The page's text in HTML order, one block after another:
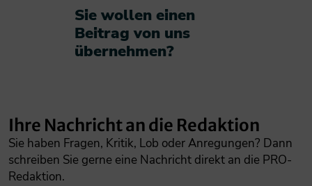
Sie wollen einen
Beitrag von uns
übernehmen?​
Ihre Nachricht an die Redaktion
Sie haben Fragen, Kritik, Lob oder Anregungen? Dann
schreiben Sie gerne eine Nachricht direkt an die PRO-
Redaktion.